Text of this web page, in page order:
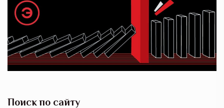
Поиск по сайту